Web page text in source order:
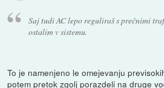
Saj tudi AC lepo reguliraš s prečnimi
ostalim v sistemu.
To je namenjeno le omejevanju
potem pretok zgolj porazdeli na druge